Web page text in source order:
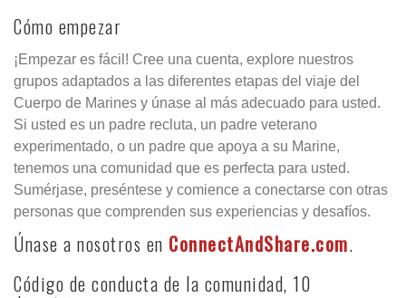
Cómo empezar
¡Empezar es fácil! Cree una cuenta, explore nuestros
grupos adaptados a las diferentes etapas del viaje del
Cuerpo de Marines y únase al más adecuado para usted.
Si usted es un padre recluta, un padre veterano
experimentado, o un padre que apoya a su Marine,
tenemos una comunidad que es perfecta para usted.
Sumérjase, preséntese y comience a conectarse con otras
personas que comprenden sus experiencias y desafíos.
Únase a nosotros en ConnectAndShare.com.
Código de conducta de la comunidad, 10